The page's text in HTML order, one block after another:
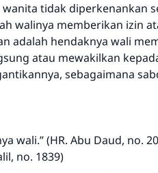
tidak diperkenankan
walinya memberikan izin
adalah hendaknya wali
atau mewakilkan
sebagaimana
wali.” (HR. Abu Daud, no.
no. 1839)